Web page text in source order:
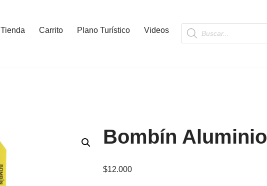
Tienda Carrito Plano Turístico Videos
Bombín Aluminio
$12.000